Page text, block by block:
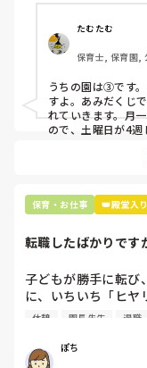
①土曜日の希望休
②毎月、必ず土曜保
クアップしてもらう
③仮シフトが出た時
人を交渉して見つけ
上記のいずれかの対
たむたむ
保育士, 保育園,
うちの園は③です
すよ。あみだくじ
れていきます。月
ので、土曜日が4
て貰い、主任に報
保育・お仕事 👑殿堂入り
転職したばかりです
子どもが勝手に転び
に、いちいち「ヒヤ
と書かされ
（そう言う本人は書
休憩 園長先生 退職
ぽち